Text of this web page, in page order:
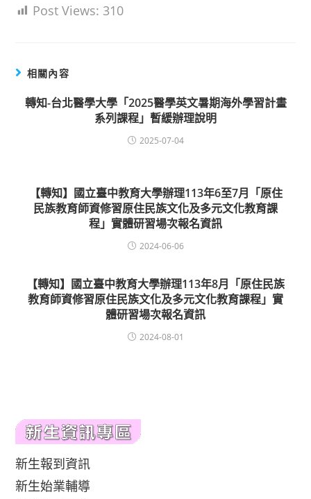
Post Views: 310
相關內容
轉知-台北醫學大學「2025醫學英文暑期海外學習計畫
系列課程」暫緩辦理說明
2025-07-04
【轉知】國立臺中教育大學辦理113年6至7月「原住
民族教育師資修習原住民族文化及多元文化教育課
程」實體研習場次報名資訊
2024-06-06
【轉知】國立臺中教育大學辦理113年8月「原住民族
教育師資修習原住民族文化及多元文化教育課程」實
體研習場次報名資訊
2024-08-01
新生報到資訊
新生始業輔導